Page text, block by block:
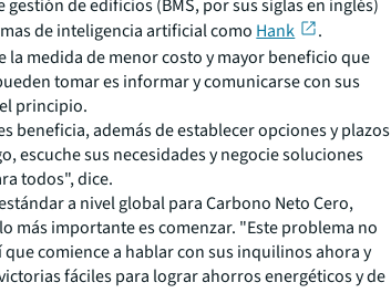
de edificios (BMS, por sus siglas en inglés)
de inteligencia artificial como Hank
.
la medida de menor costo y mayor beneficio que
tomar es informar y comunicarse con sus
principio.
beneficia, además de establecer opciones y plazos
escuche sus necesidades y negocie soluciones
todos", dice.
a nivel global para Carbono Neto Cero,
más importante es comenzar. "Este problema no
que comience a hablar con sus inquilinos ahora y
fáciles para lograr ahorros energéticos y de